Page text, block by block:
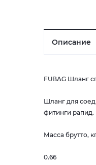
Описание
FUBAG Шланг
Шланг для
фитинги рапид.
Масса брутто,
0.66